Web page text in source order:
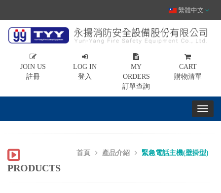
繁體中文
JOIN US
註冊
LOG IN
登入
MY
ORDERS
訂單查詢
CART
購物清單
首頁 產品介紹 緊急電話主機(壁掛型)
PRODUCTS